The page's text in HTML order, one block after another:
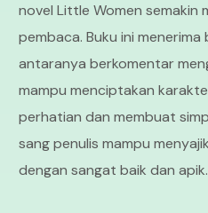
novel Little Women semakin
pembaca. Buku ini
antaranya berkomentar
mampu menciptakan
perhatian dan membuat
sang penulis mampu
dengan sangat baik dan apik.